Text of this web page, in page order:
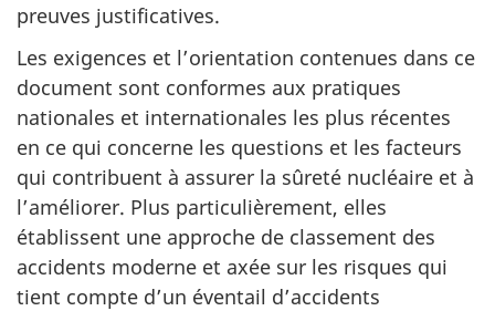
preuves justificatives.
Les exigences et l’orientation contenues dans ce
document sont conformes aux pratiques
nationales et internationales les plus récentes
en ce qui concerne les questions et les facteurs
qui contribuent à assurer la sûreté nucléaire et à
l’améliorer. Plus particulièrement, elles
établissent une approche de classement des
accidents moderne et axée sur les risques qui
tient compte d’un éventail d’accidents